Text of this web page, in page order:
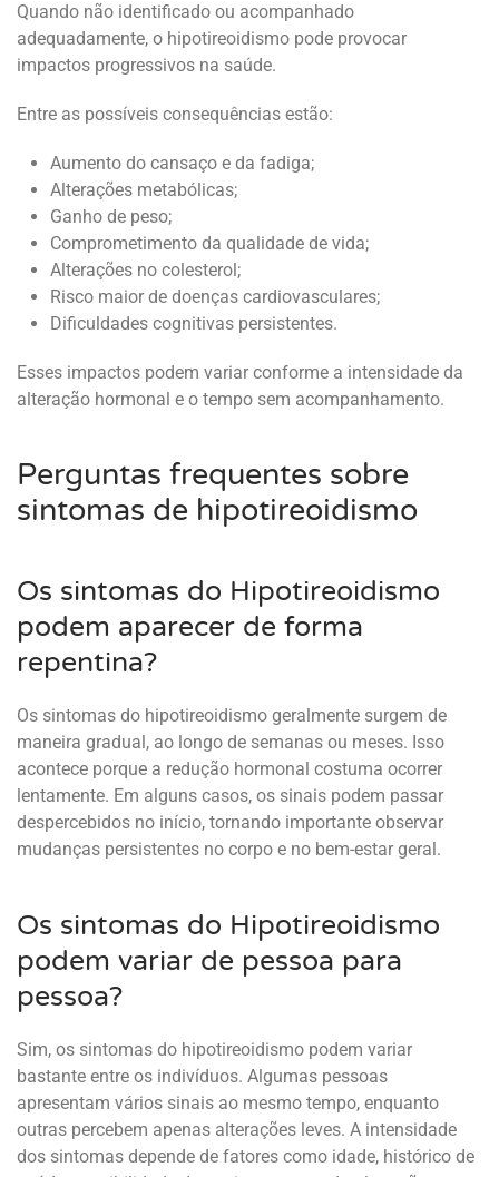
Quando não identificado ou acompanhado
adequadamente, o hipotireoidismo pode provocar
impactos progressivos na saúde.
Entre as possíveis consequências estão:
Aumento do cansaço e da fadiga;
Alterações metabólicas;
Ganho de peso;
Comprometimento da qualidade de vida;
Alterações no colesterol;
Risco maior de doenças cardiovasculares;
Dificuldades cognitivas persistentes.
Esses impactos podem variar conforme a intensidade da
alteração hormonal e o tempo sem acompanhamento.
Perguntas frequentes sobre
sintomas de hipotireoidismo
Os sintomas do Hipotireoidismo
podem aparecer de forma
repentina?
Os sintomas do hipotireoidismo geralmente surgem de
maneira gradual, ao longo de semanas ou meses. Isso
acontece porque a redução hormonal costuma ocorrer
lentamente. Em alguns casos, os sinais podem passar
despercebidos no início, tornando importante observar
mudanças persistentes no corpo e no bem-estar geral.
Os sintomas do Hipotireoidismo
podem variar de pessoa para
pessoa?
Sim, os sintomas do hipotireoidismo podem variar
bastante entre os indivíduos. Algumas pessoas
apresentam vários sinais ao mesmo tempo, enquanto
outras percebem apenas alterações leves. A intensidade
dos sintomas depende de fatores como idade, histórico de